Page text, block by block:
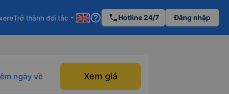
Trở thành đối tác arrow_drop_down help_outline phoneHotline 24/7 Đăng nhập
ngày về Xem giá